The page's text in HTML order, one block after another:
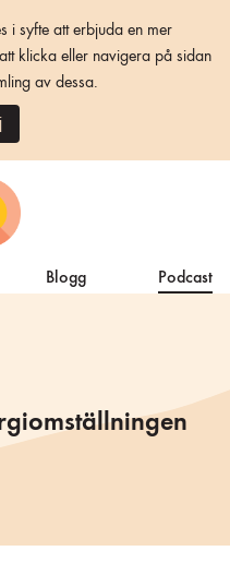
i syfte att erbjuda en mer
klicka eller navigera på sidan
av dessa.
Blogg Podcast